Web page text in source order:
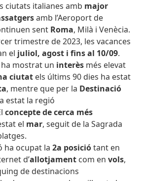
ciutats italianes amb major
amb l’Aeroport de
sent Roma, Milà i Venècia.
trimestre de 2023, les vacances
el juliol, agost i fins al 10/09.
mostrat un interès més elevat
ciutat els últims 90 dies ha estat
, mentre que per la Destinació
estat la regió
concepte de cerca més
el mar, seguit de la Sagrada
ha ocupat la2a posiciótant en
d’allotjament com en vols,
de destinacions